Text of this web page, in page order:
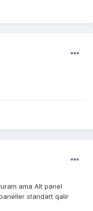
ama Alt panel
standart qalir